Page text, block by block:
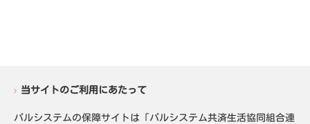
当サイトのご利用にあたって
パルシステムの保障サイトは「パルシステム共済生活協同組合連